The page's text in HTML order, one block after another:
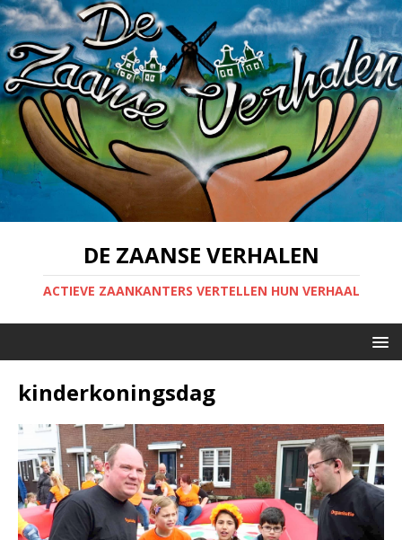
DE ZAANSE VERHALEN
ACTIEVE ZAANKANTERS VERTELLEN HUN VERHAAL
kinderkoningsdag